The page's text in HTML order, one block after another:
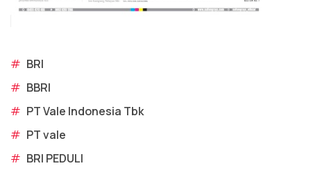
# BRI
# BBRI
# PT Vale Indonesia Tbk
# PT vale
# BRI PEDULI